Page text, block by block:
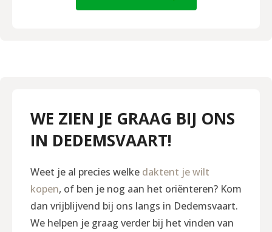
WE ZIEN JE GRAAG BIJ ONS
IN DEDEMSVAART!
Weet je al precies welke daktent je wilt
kopen, of ben je nog aan het oriënteren? Kom
dan vrijblijvend bij ons langs in Dedemsvaart.
We helpen je graag verder bij het vinden van